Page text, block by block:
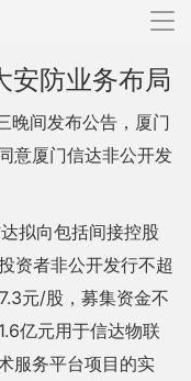
导
安防业务布局
晚间发布公告，厦门
意厦门信达非公开发
拟向包括间接控股
资者非公开发行不超
元/股，募集资金不
亿元用于信达物联
服务平台项目的实